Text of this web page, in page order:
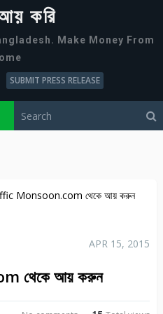
করি
Make Money From
SUBMIT PRESS RELEASE
Monsoon.com থেকে আয় করুন
APR 15, 2015
থেকে আয় করুন